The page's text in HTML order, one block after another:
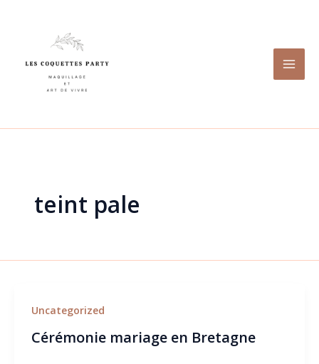
teint pale
Uncategorized
Cérémonie mariage en Bretagne